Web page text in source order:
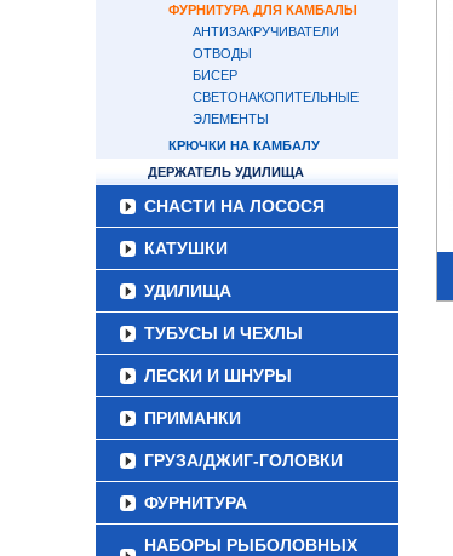
ФУРНИТУРА ДЛЯ КАМБАЛЫ
АНТИЗАКРУЧИВАТЕЛИ
ОТВОДЫ
БИСЕР
СВЕТОНАКОПИТЕЛЬНЫЕ
ЭЛЕМЕНТЫ
КРЮЧКИ НА КАМБАЛУ
ДЕРЖАТЕЛЬ УДИЛИЩА
СНАСТИ НА ЛОСОСЯ
КАТУШКИ
УДИЛИЩА
ТУБУСЫ И ЧЕХЛЫ
ЛЕСКИ И ШНУРЫ
ПРИМАНКИ
ГРУЗА/ДЖИГ-ГОЛОВКИ
ФУРНИТУРА
НАБОРЫ РЫБОЛОВНЫХ